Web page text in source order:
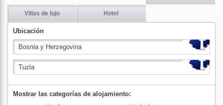
Villas de lujo Hotel
Ubicación
Mostrar las categorías de alojamiento: